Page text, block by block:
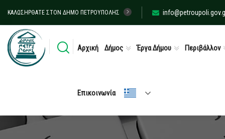
ΚΑΛΩΣΉΡΘΑΤΕ ΣΤΟΝ ΔΉΜΟ ΠΕΤΡΟΎΠΟΛΗΣ
Αρχική Δήμος Έργα Δήμου Περιβάλλον
Επικοινωνία